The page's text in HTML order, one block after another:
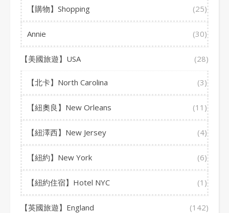
【購物】Shopping (25)
Annie (30)
【美國旅遊】USA (28)
【北卡】North Carolina (3)
【紐奧良】New Orleans (11)
【紐澤西】New Jersey (4)
【紐約】New York (6)
【紐約住宿】Hotel NYC (1)
【英國旅遊】England (142)